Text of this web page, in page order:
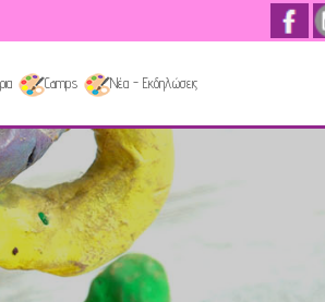
Camps Νέα - Εκδηλώσεις